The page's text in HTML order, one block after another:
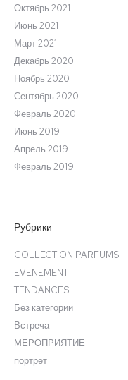
Октябрь 2021
Июнь 2021
Март 2021
Декабрь 2020
Ноябрь 2020
Сентябрь 2020
Февраль 2020
Июнь 2019
Апрель 2019
Февраль 2019
Рубрики
COLLECTION PARFUMS
EVENEMENT
TENDANCES
Без категории
Встреча
МЕРОПРИЯТИЕ
портрет